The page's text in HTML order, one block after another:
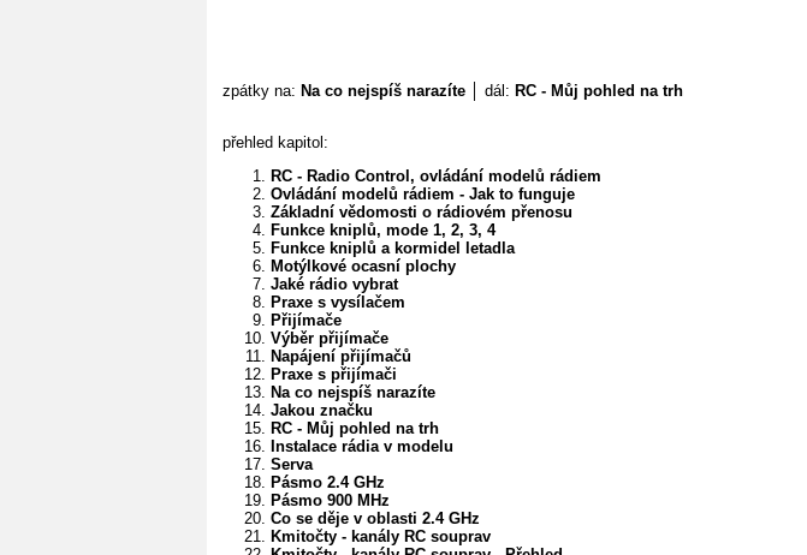
zpátky na: Na co nejspíš narazíte │ dál: RC - Můj pohled na trh
přehled kapitol:
RC - Radio Control, ovládání modelů rádiem
Ovládání modelů rádiem - Jak to funguje
Základní vědomosti o rádiovém přenosu
Funkce kniplů, mode 1, 2, 3, 4
Funkce kniplů a kormidel letadla
Motýlkové ocasní plochy
Jaké rádio vybrat
Praxe s vysílačem
Přijímače
Výběr přijímače
Napájení přijímačů
Praxe s přijímači
Na co nejspíš narazíte
Jakou značku
RC - Můj pohled na trh
Instalace rádia v modelu
Serva
Pásmo 2.4 GHz
Pásmo 900 MHz
Co se děje v oblasti 2.4 GHz
Kmitočty - kanály RC souprav